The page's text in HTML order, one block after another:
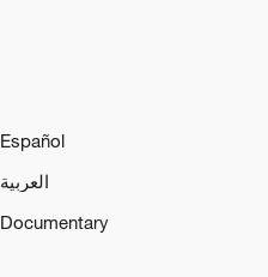
Español
العربية
Documentary